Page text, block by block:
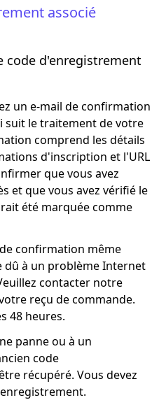
associé
code d'enregistrement
un e-mail de confirmation
suit le traitement de votre
comprend les détails
d'inscription et l'URL
que vous avez
et que vous avez vérifié le
été marquée comme
confirmation même
dû à un problème Internet
contacter notre
reçu de commande.
48 heures.
panne ou à un
code
récupéré. Vous devez